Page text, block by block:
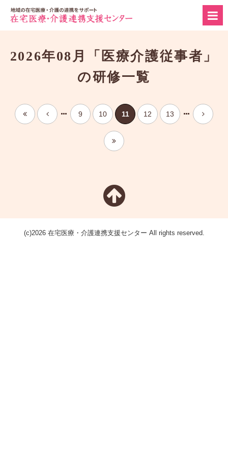
2026年08月「医療介護従事者」
の研修一覧
9 10 11 12 13
(c)2026 在宅医療・介護連携支援センター All rights reserved.